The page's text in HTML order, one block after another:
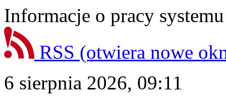
Informacje o pracy
RSS (otwiera nowe
6 sierpnia 2026, 09:11